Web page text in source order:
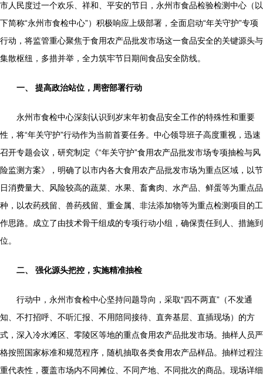
市人民度过一个欢乐、祥和、平安的节日，永州市食品检验检测中心（以
下简称“永州市食检中心”）积极响应上级部署，全面启动“年关守护”专项
行动，将监管重心聚焦于食用农产品批发市场这一食品安全的关键源头与
集散枢纽，多措并举，全力筑牢节日期间食品安全防线。
一、 提高政治站位，周密部署行动
永州市食检中心深刻认识到岁末年初食品安全工作的特殊性和重要
性，将“年关守护”行动作为当前首要任务。中心领导班子高度重视，迅速
召开专题会议，研究制定《“年关守护”食用农产品批发市场专项抽检与风
险监测方案》，明确了以市内各大食用农产品批发市场为重点区域，以节
日消费量大、风险较高的蔬菜、水果、畜禽肉、水产品、鲜蛋等为重点品
种，以农药残留、兽药残留、重金属、非法添加物等为重点检测项目的工
作思路。成立了由技术骨干组成的专项行动小组，确保责任到人、措施到
位。
二、 强化源头把控，实施精准抽检
行动中，永州市食检中心坚持问题导向，采取“四不两直”（不发通
知、不打招呼、不听汇报、不用陪同接待、直奔基层、直插现场）的方
式，深入冷水滩区、零陵区等地的重点食用农产品批发市场。抽样人员严
格按照国家标准和规范程序，随机抽取各类食用农产品样品。抽样过程注
重代表性，覆盖市场内不同摊位、不同产地、不同批次的商品。现场详细